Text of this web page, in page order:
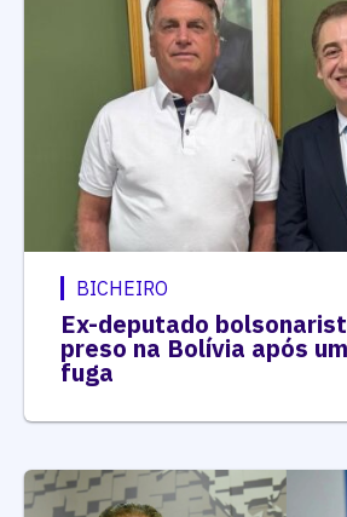
BICHEIRO
Ex-deputado
preso na Bolívia após
fuga